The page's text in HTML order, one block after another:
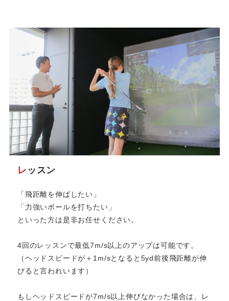
レ ッスン
「飛距離を伸ばしたい」
「力強いボールを打ちたい」
といった方は是非お任せください。
4回のレッスンで最低7m/s以上のアップは可能です。
（ヘッドスピードが＋1m/sとなると5yd前後飛距離が伸
びると言われいます）
もしヘッドスピードが7m/s以上伸びなかった場合は、レ